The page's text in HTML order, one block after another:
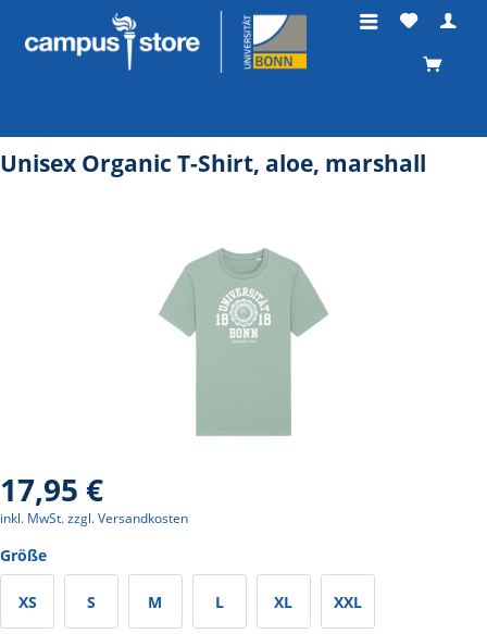
Unisex Organic T-Shirt, aloe, marshall
17,95 €
inkl. MwSt.zzgl. Versandkosten
Größe
XS S M L XL XXL